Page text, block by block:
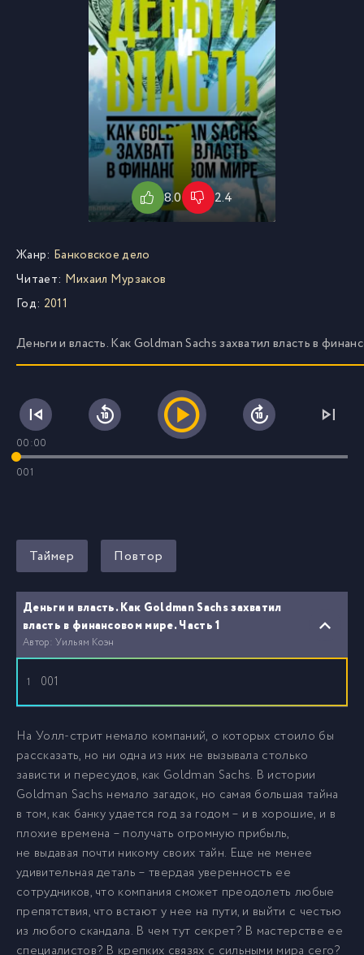
8.0 2.4
Жанр: Банковское дело
Читает: Михаил Мурзаков
Год: 2011
Деньги и власть. Как Goldman Sachs захватил власть в
00:00
001
Таймер Повтор
Деньги и власть. Как Goldman Sachs захватил
власть в финансовом мире. Часть 1
Автор: Уильям Коэн
1 001
На Уолл-стрит немало компаний, о которых стоило бы
рассказать, но ни одна из них не вызывала столько
зависти и пересудов, как Goldman Sachs. В истории
Goldman Sachs немало загадок, но самая большая тайна
в том, как банку удается год за годом – и в хорошие, и в
плохие времена – получать огромную прибыль,
не выдавая почти никому своих тайн. Еще не менее
удивительная деталь – твердая уверенность ее
сотрудников, что компания сможет преодолеть любые
препятствия, что встают у нее на пути, и выйти с честью
из любого скандала. В чем тут секрет? В мастерстве ее
специалистов? В крепких связях с сильными мира сего?